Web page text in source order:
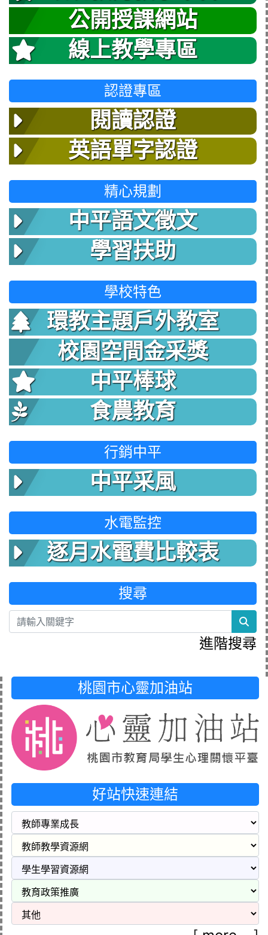
公開授課網站
線上教學專區
認證專區
閱讀認證
英語單字認證
精心規劃
中平語文徵文
學習扶助
學校特色
環教主題戶外教室
校園空間金采獎
中平棒球
食農教育
行銷中平
中平采風
水電監控
逐月水電費比較表
搜尋
進階搜尋
桃園市心靈加油站
好站快速連結